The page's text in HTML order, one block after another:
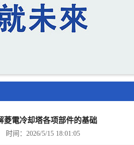
菱電冷却塔各项部件的基础
时间：2026/5/15 18:01:05